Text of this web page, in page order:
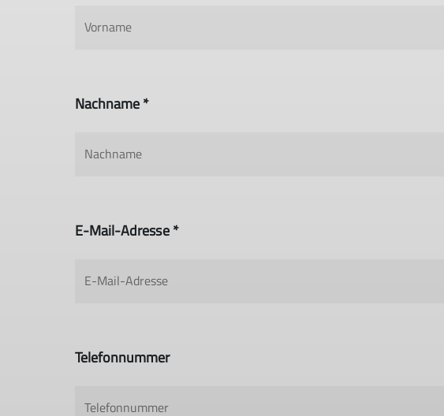
Nachname *
E-Mail-Adresse *
Telefonnummer